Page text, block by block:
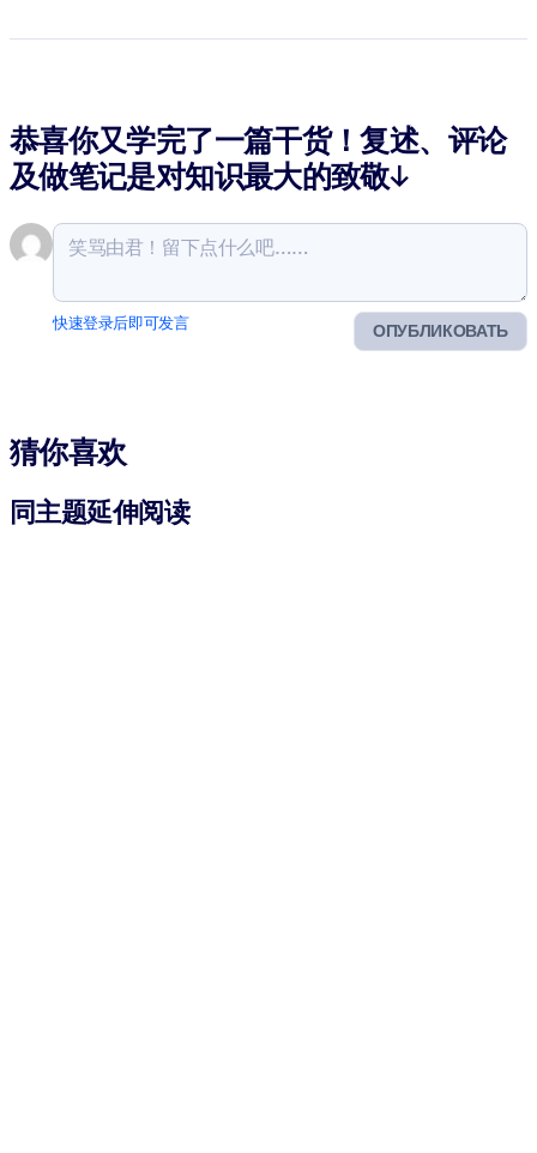
恭喜你又学完了一篇干货！复述、评论
及做笔记是对知识最大的致敬↓
ОПУБЛИКОВАТЬ
快速登录后即可发言
猜你喜欢
同主题延伸阅读